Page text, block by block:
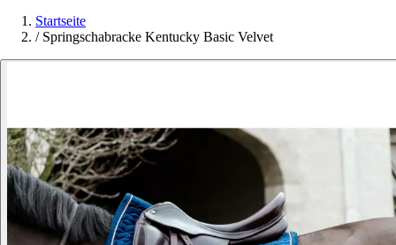
Startseite
/ Springschabracke Kentucky Basic Velvet